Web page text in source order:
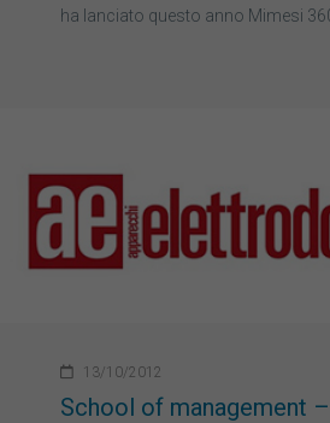
ha lanciato questo anno Mimesi
13/10/2012
School of management